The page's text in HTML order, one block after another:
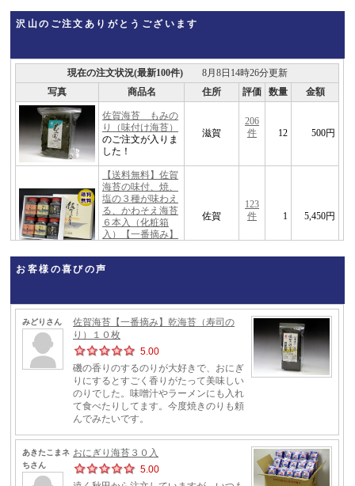
沢山のご注文ありがとうございます
お客様の喜びの声